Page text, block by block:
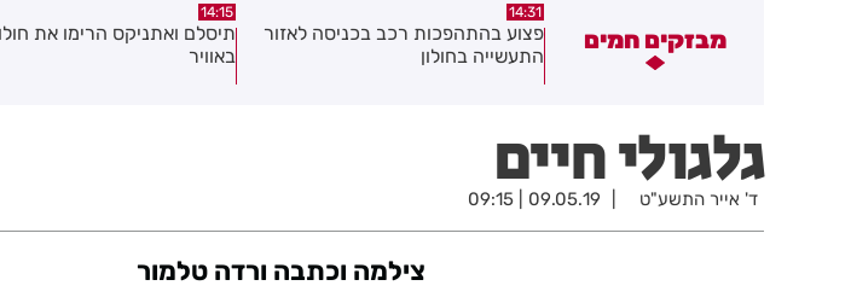
מבזקים חמים
פרשת ראה - להגיע לקומה 20
14:31
פצוע בהתהפכות רכב בכניסה לאזור
התעשייה בחולון
14:15
תיסלם ואתניקס הרימו את
באוויר
גלגולי חיים
ד' אייר התשע"ט 09.05.19 | 09:15
צילמה וכתבה ורדה טלמור